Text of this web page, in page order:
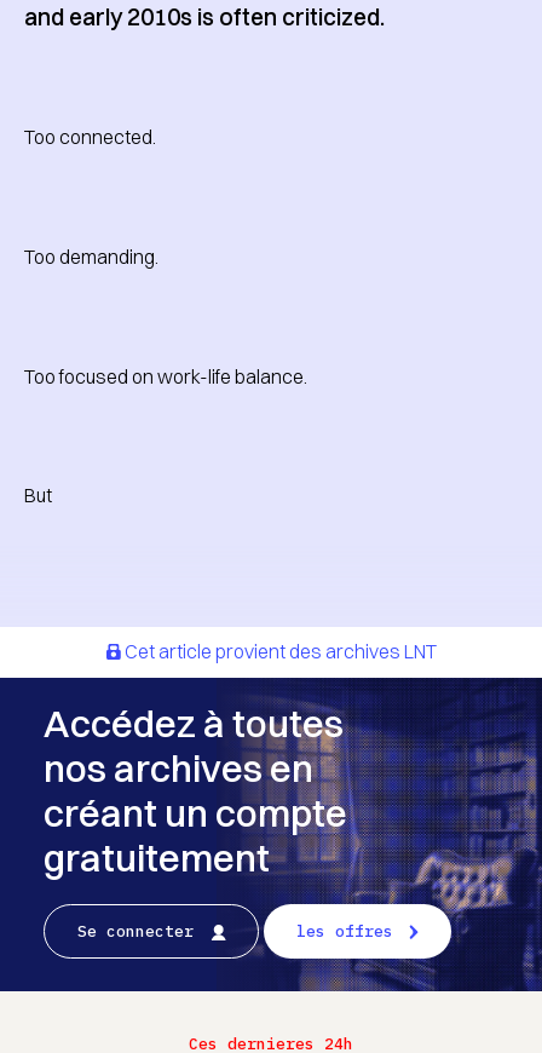
and early 2010s is often criticized.
Too connected.
Too demanding.
Too focused on work-life balance.
But
Cet article provient des archives LNT
Accédez à toutes
nos archives en
créant un compte
gratuitement
Se connecter les offres
Ces dernieres 24h